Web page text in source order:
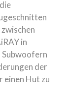
in
der
Hut zu